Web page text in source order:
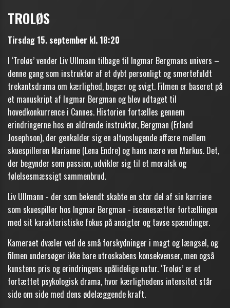
TROLØS
Tirsdag 15. september kl. 18:20
I ‘Troløs’ vender Liv Ullmann tilbage til Ingmar Bergmans univers –
denne gang som instruktør af et dybt personligt og smertefuldt
trekantsdrama om kærlighed, begær og svigt. Filmen er baseret på
et manuskript af Ingmar Bergman og blev udtaget til
hovedkonkurrence i Cannes. Historien fortælles gennem
erindringerne hos en aldrende instruktør, Bergman (Erland
Josephson), der genkalder sig en altopslugende affære mellem
skuespilleren Marianne (Lena Endre) og hans nære ven Markus. Det,
der begynder som passion, udvikler sig til et moralsk og
følelsesmæssigt sammenbrud.
Liv Ullmann - der som bekendt skabte en stor del af sin karriere
som skuespiller hos Ingmar Bergman - iscenesætter fortællingen
med sit karakteristiske fokus på ansigter og tavse spændinger.
Kameraet dvæler ved de små forskydninger i magt og længsel, og
filmen undersøger ikke bare utroskabens konsekvenser, men også
kunstens pris og erindringens upålidelige natur. ‘Troløs’ er et
fortættet psykologisk drama, hvor kærlighedens intensitet står
side om side med dens ødelæggende kraft.